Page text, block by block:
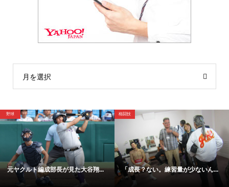
月を選択
野球
元ヤクルト編成部長が見た大谷翔...
格闘技
「成長？ない。練習量が少ないん...